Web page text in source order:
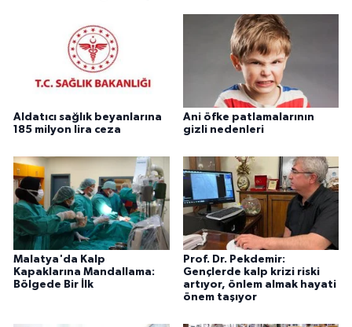
Aldatıcı sağlık beyanlarına
185 milyon lira ceza
Ani öfke patlamalarının
gizli nedenleri
Malatya'da Kalp
Kapaklarına Mandallama:
Bölgede Bir İlk
Prof. Dr. Pekdemir:
Gençlerde kalp krizi riski
artıyor, önlem almak hayati
önem taşıyor